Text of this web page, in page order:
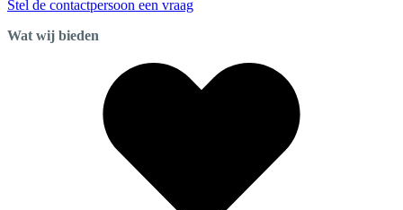
Stel de contactpersoon een vraag
Wat wij bieden